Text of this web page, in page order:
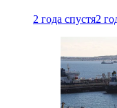
2 года спустя2